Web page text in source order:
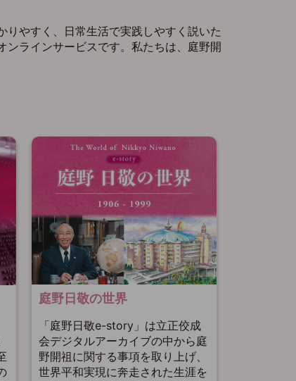
やすく、日常生活で実践しやすく説いた
ラインサービスです。私たちは、庭野開
庭野日敬の世界
「庭野日敬e-story」は立正佼成
会デジタルアーカイブの中から庭
野開祖に関する事項を取り上げ、
世界平和実現に奔走された生涯を